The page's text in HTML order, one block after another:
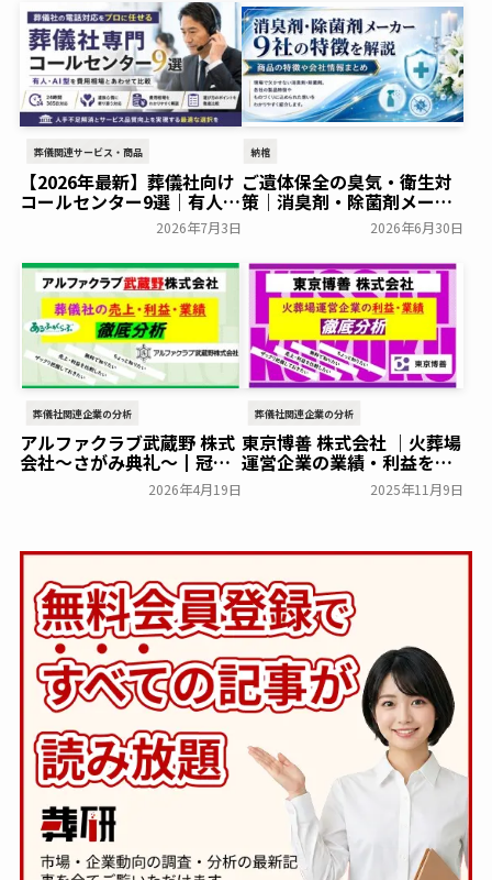
葬儀関連サービス・商品
【2026年最新】葬儀社向け
コールセンター9選｜有人・
AI型を費用相場とあわせて
2026年7月3日
納棺
ご遺体保全の臭気・衛生対
策｜消臭剤・除菌剤メーカ
ー9社の特徴を解説2026年6月30日
葬儀社関連企業の分析
アルファクラブ武蔵野 株式
会社～さがみ典礼～┃冠婚
葬祭互助会の業績・利益を
2026年4月19日
葬儀社関連企業の分析
東京博善 株式会社 ｜火葬場
運営企業の業績・利益をま
葬研会員限定
2025年11月9日